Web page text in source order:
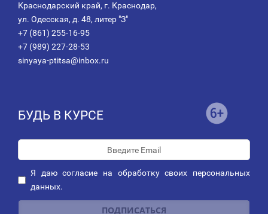
Краснодарский край, г. Краснодар,
ул. Одесская, д. 48, литер "З"
+7 (861) 255-16-95
+7 (989) 227-28-53
sinyaya-ptitsa@inbox.ru
БУДЬ В КУРСЕ
Я даюсогласие на обработку своих персональных
данных.